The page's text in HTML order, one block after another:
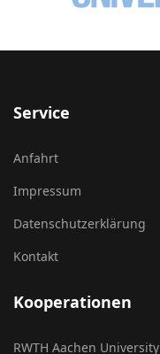
Service
Anfahrt
Impressum
Datenschutzerklärung
Kontakt
Kooperationen
RWTH Aachen University